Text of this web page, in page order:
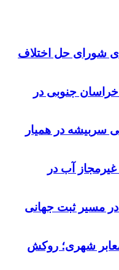
شورای حل اختلاف
خراسان جنوبی در
سربیشه در همیار
۷ انشعاب غیرمجاز آب در
مسیر ثبت جهانی
شهری؛ روکش